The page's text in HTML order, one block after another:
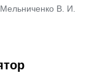
В. И.